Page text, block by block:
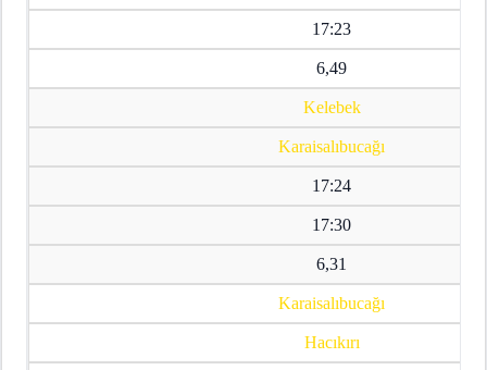
17:23
6,49
Kelebek
Karaisalıbucağı
17:24
17:30
6,31
Karaisalıbucağı
Hacıkırı